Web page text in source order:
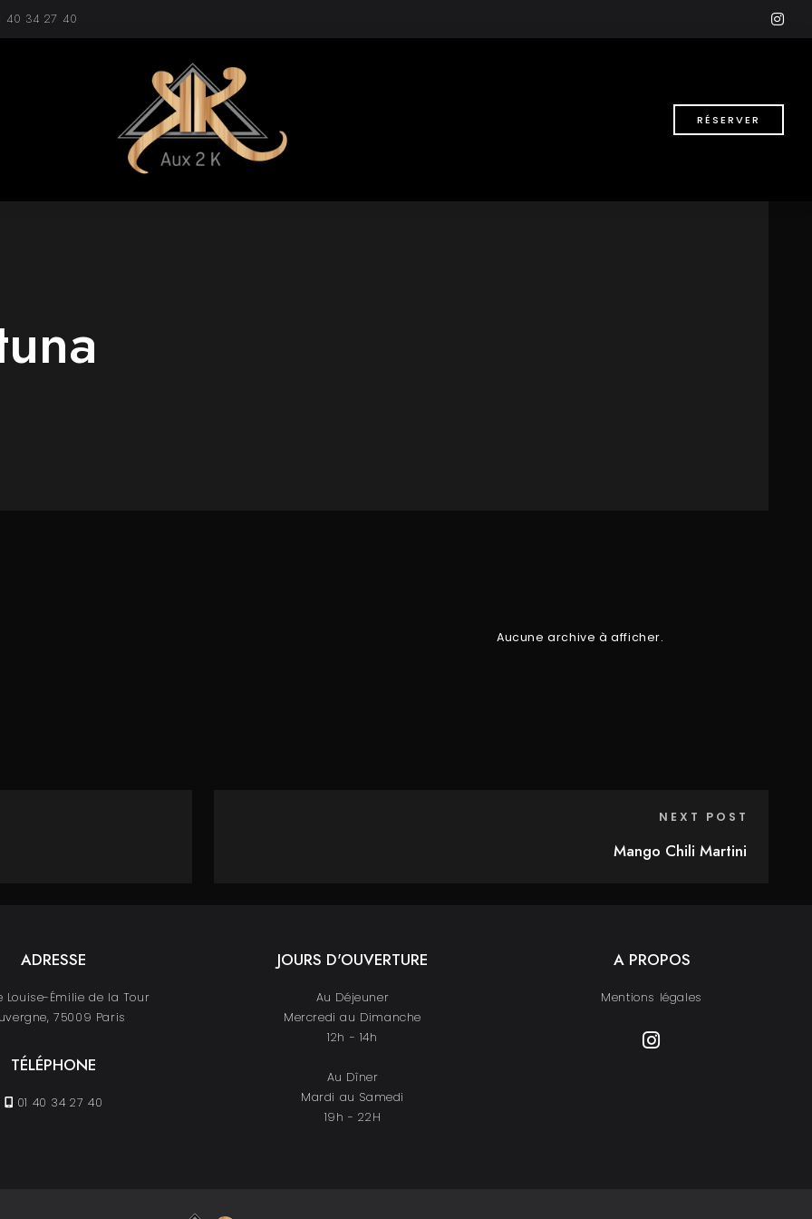
40 34 27 40
RÉSERVER
Aucune archive à afficher.
NEXT POST
Mango Chili Martini
ADRESSE
Louise-Émilie de la Tour
75009 Paris
TÉLÉPHONE
01 40 34 27 40
JOURS D'OUVERTURE
Au Déjeuner
Mercredi au Dimanche
12h - 14h
Au Dîner
Mardi au Samedi
19h - 22H
A PROPOS
Mentions légales